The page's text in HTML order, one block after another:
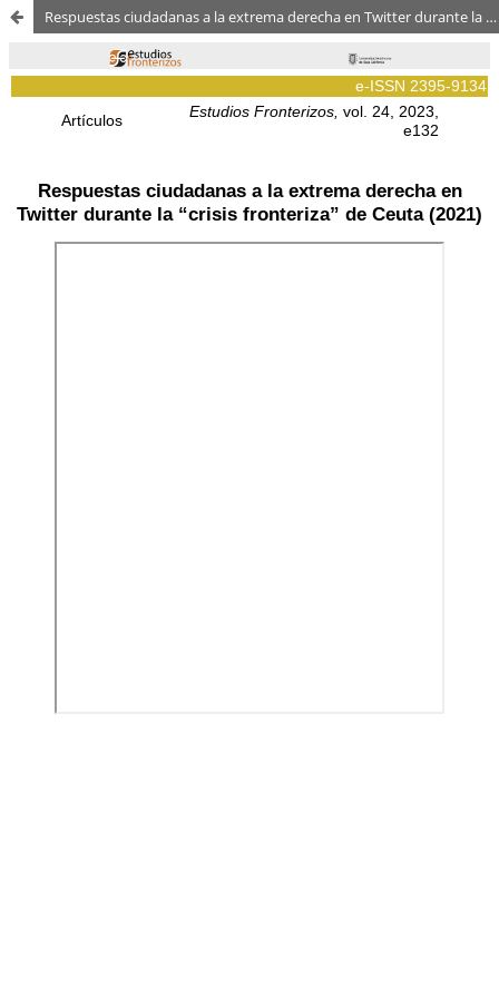
Respuestas ciudadanas a la extrema derecha en Twitter durante la “crisis fronteriza” de Ceuta (2021)